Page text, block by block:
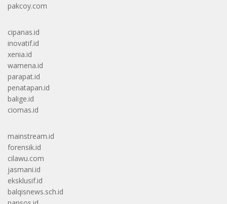
pakcoy.com
cipanas.id
inovatif.id
xenia.id
wamena.id
parapat.id
penatapan.id
balige.id
ciomas.id
mainstream.id
forensik.id
cilawu.com
jasmani.id
eksklusif.id
balqisnews.sch.id